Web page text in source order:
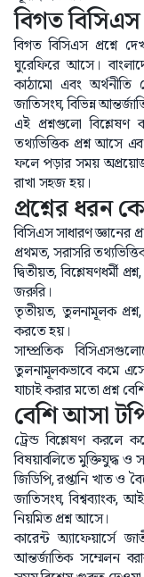
বিগত বিসিএস
বিগত বিসিএস প্রশ্নে
ঘুরেফিরে আসে।
কাঠামো এবং অর্থনীতি
জাতিসংঘ, বিভিন্ন
এই প্রশ্নগুলো
তথ্যভিত্তিক প্রশ্ন আসে
ফলে পড়ার সময়
রাখা সহজ হয়।
প্রশ্নের ধরন
বিসিএস সাধারণ জ্ঞানের
প্রথমত, সরাসরি
দ্বিতীয়ত, বিশ্লেষণধর্মী
জরুরি।
তৃতীয়ত, তুলনামূলক প্রশ্ন,
করতে হয়।
সাম্প্রতিক
তুলনামূলকভাবে কমে
যাচাই করার মতো প্রশ্ন
বেশি আসা
ট্রেন্ড বিশ্লেষণ করলে
বিষয়াবলিতে মুক্তিযুদ্ধ ও
জিডিপি, রপ্তানি খাত ও
জাতিসংঘ, বিশ্বব্যাংক,
নিয়মিত প্রশ্ন আসে।
কারেন্ট
আন্তর্জাতিক সম্মেলন